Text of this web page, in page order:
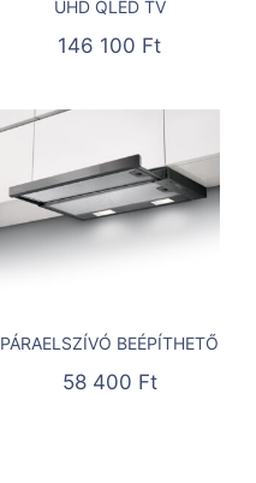
UHD QLED TV
146 100 Ft
PÁRAELSZÍVÓ BEÉPÍTHETŐ
58 400 Ft